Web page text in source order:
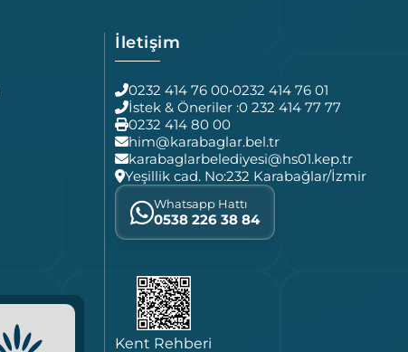
İletişim
0232 414 76 00•0232 414 76 01
İstek & Öneriler :0 232 414 77 77
0232 414 80 00
him@karabaglar.bel.tr
karabaglarbelediyesi@hs01.kep.tr
Yeşillik cad. No:232 Karabağlar/İzmir
Whatsapp Hattı
0538 226 38 84
Kent Rehberi